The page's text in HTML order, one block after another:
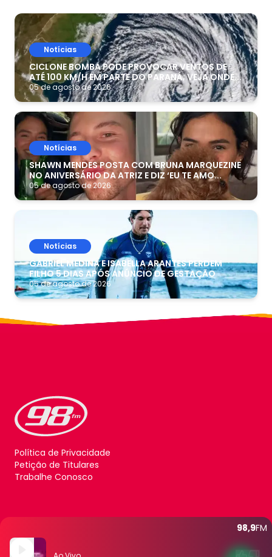
98,9FM
Notícias
CICLONE BOMBA PODE PROVOCAR VENTOS DE
ATÉ 100 KM/H EM PARTE DO PARANÁ; VEJA ONDE...
05 de agosto de 2026
Notícias
SHAWN MENDES POSTA COM BRUNA MARQUEZINE
NO ANIVERSÁRIO DA ATRIZ E DIZ ‘EU TE AMO...
05 de agosto de 2026
Notícias
GABRIEL MEDINA E ISABELLA ARANTES PERDEM
FILHO 5 DIAS APÓS ANÚNCIO DE GESTAÇÃO
05 de agosto de 2026
Política de Privacidade
Petição de Titulares
Trabalhe Conosco